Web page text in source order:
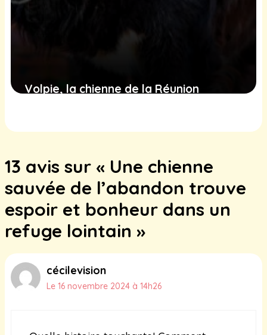
Volpie, la chienne de la Réunion
13 avis sur « Une chienne
sauvée de l’abandon trouve
espoir et bonheur dans un
refuge lointain »
cécilevision
Le 16 novembre 2024 à 14h26